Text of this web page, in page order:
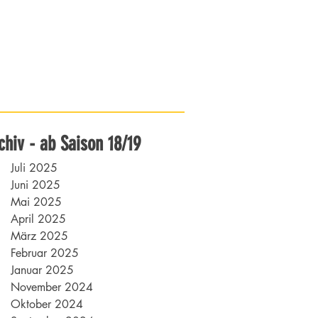
- ab Saison 18/19
Juli 2025
Juni 2025
Mai 2025
April 2025
März 2025
Februar 2025
Januar 2025
November 2024
Oktober 2024